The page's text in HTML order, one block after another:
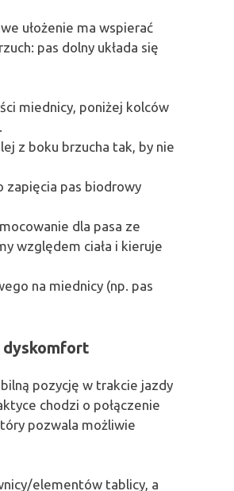
ułożenie ma wspierać
pas dolny układa się
miednicy, poniżej kolców
z boku brzucha tak, by nie
zapięcia pas biodrowy
dla pasa ze
względem ciała i kieruje
na miednicy (np. pas
dyskomfort
pozycję w trakcie jazdy
chodzi o połączenie
pozwala możliwie
elementów tablicy, a